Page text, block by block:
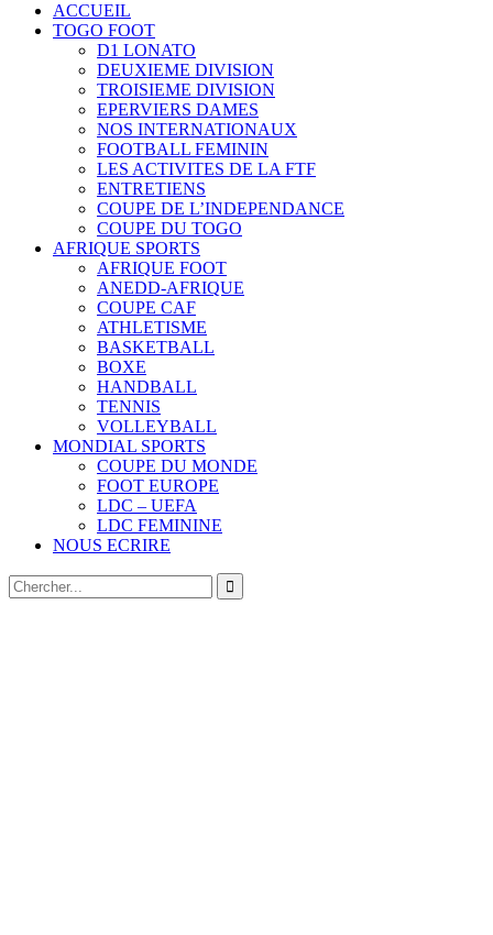
ACCUEIL
TOGO FOOT
D1 LONATO
DEUXIEME DIVISION
TROISIEME DIVISION
EPERVIERS DAMES
NOS INTERNATIONAUX
FOOTBALL FEMININ
LES ACTIVITES DE LA FTF
ENTRETIENS
COUPE DE L’INDEPENDANCE
COUPE DU TOGO
AFRIQUE SPORTS
AFRIQUE FOOT
ANEDD-AFRIQUE
COUPE CAF
ATHLETISME
BASKETBALL
BOXE
HANDBALL
TENNIS
VOLLEYBALL
MONDIAL SPORTS
COUPE DU MONDE
FOOT EUROPE
LDC – UEFA
LDC FEMININE
NOUS ECRIRE